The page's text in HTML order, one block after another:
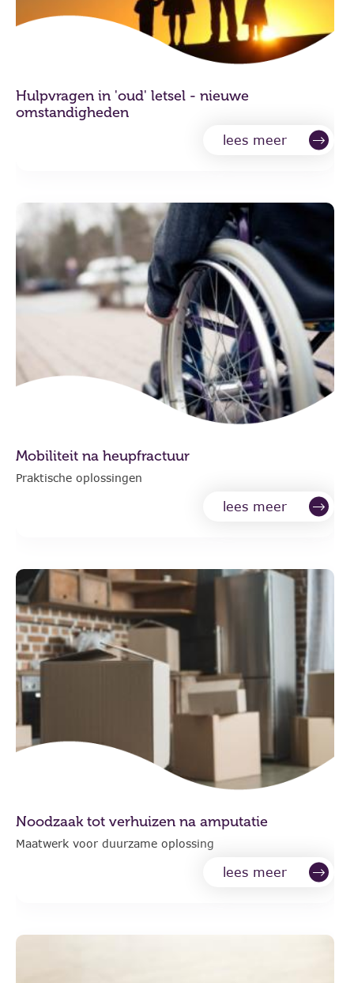
Hulpvragen in 'oud' letsel - nieuwe
omstandigheden
lees meer
Mobiliteit na heupfractuur
Praktische oplossingen
lees meer
Noodzaak tot verhuizen na amputatie
Maatwerk voor duurzame oplossing
lees meer